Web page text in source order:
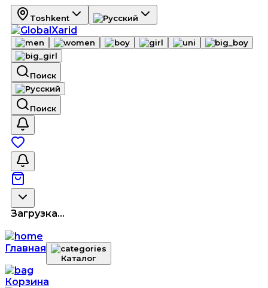
Toshkent
Поиск
Поиск
Загрузка...
Главная
Каталог
Корзина